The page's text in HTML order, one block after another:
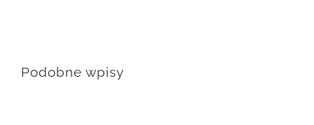
Podobne wpisy